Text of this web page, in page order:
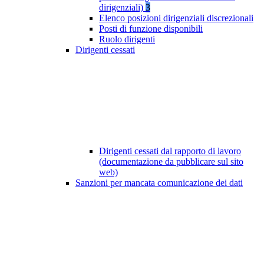
dirigenziali) 3
Elenco posizioni dirigenziali discrezionali
Posti di funzione disponibili
Ruolo dirigenti
Dirigenti cessati
Dirigenti cessati dal rapporto di lavoro
(documentazione da pubblicare sul sito
web)
Sanzioni per mancata comunicazione dei dati